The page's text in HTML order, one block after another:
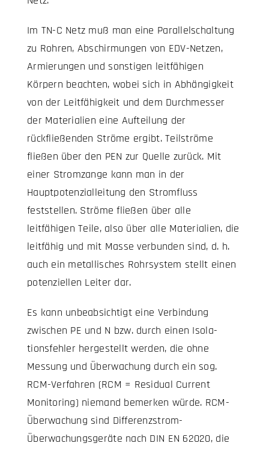
Im TN-C Netz muß man eine Parallelschaltung
zu Rohren, Abschirmungen von EDV-Netzen,
Armierungen und sonstigen leitfähigen
Körpern beachten, wobei sich in Abhängigkeit
von der Leitfähigkeit und dem Durchmesser
der Materialien eine Aufteilung der
rückfließenden Ströme ergibt. Teilströme
fließen über den PEN zur Quelle zurück. Mit
einer Stromzange kann man in der
Hauptpotenzialleitung den Stromfluss
feststellen. Ströme fließen über alle
leitfähigen Teile, also über alle Materialien, die
leitfähig und mit Masse verbunden sind, d. h.
auch ein metallisches Rohrsystem stellt einen
potenziellen Leiter dar.
Es kann unbeabsichtigt eine Verbindung
zwischen PE und N bzw. durch einen Isola-
tionsfehler hergestellt werden, die ohne
Messung und Überwachung durch ein sog.
RCM-Verfahren (RCM = Residual Current
Monitoring) niemand bemerken würde. RCM-
Überwachung sind Differenzstrom-
Überwachungsgeräte nach DIN EN 62020, die